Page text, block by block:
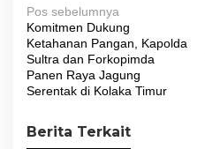
N
a
v
i
a
Pos sebelumnya
Komitmen Dukung
Ketahanan Pangan, Kapolda
Sultra dan Forkopimda
Panen Raya Jagung
Serentak di Kolaka Timur
Berita Terkait